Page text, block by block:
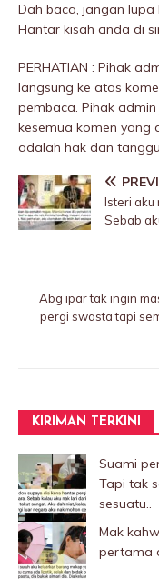
Dah baca, jangan lupa
Hantar kisah anda di
PERHATIAN : Pihak
langsung ke atas
pembaca. Pihak
kesemua komen yang
adalah hak dan
Isteri aku
Sebab
Abg ipar tak ingin
pergi swasta tapi
KIRIMAN TERKINI
Suami
Tapi tak
sesuatu..
Mak
pertama